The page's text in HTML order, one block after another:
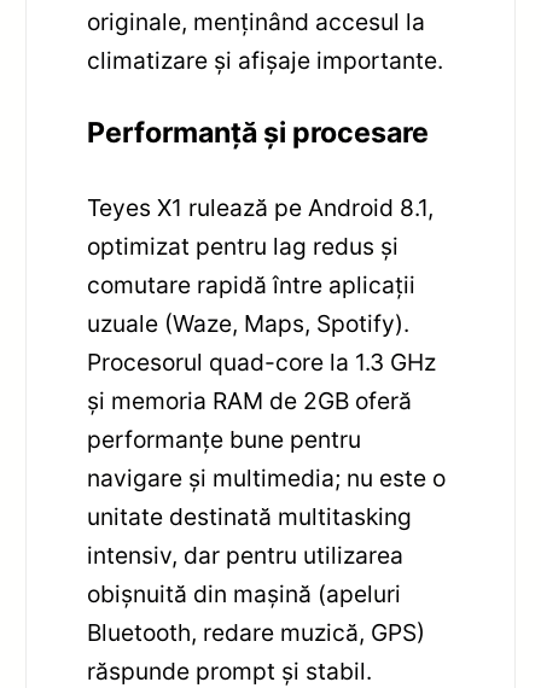
originale, menținând accesul la
climatizare și afișaje importante.
Performanță și procesare
Teyes X1 rulează pe Android 8.1,
optimizat pentru lag redus și
comutare rapidă între aplicații
uzuale (Waze, Maps, Spotify).
Procesorul quad-core la 1.3 GHz
și memoria RAM de 2GB oferă
performanțe bune pentru
navigare și multimedia; nu este o
unitate destinată multitasking
intensiv, dar pentru utilizarea
obișnuită din mașină (apeluri
Bluetooth, redare muzică, GPS)
răspunde prompt și stabil.